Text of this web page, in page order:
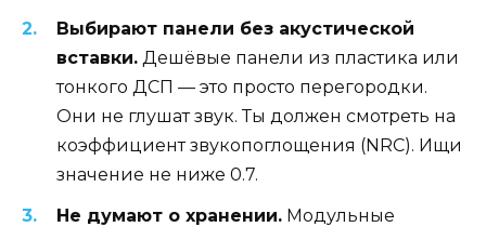
Выбирают панели без акустической
вставки. Дешёвые панели из пластика или
тонкого ДСП — это просто перегородки.
Они не глушат звук. Ты должен смотреть на
коэффициент звукопоглощения (NRC). Ищи
значение не ниже 0.7.
Не думают о хранении. Модульные